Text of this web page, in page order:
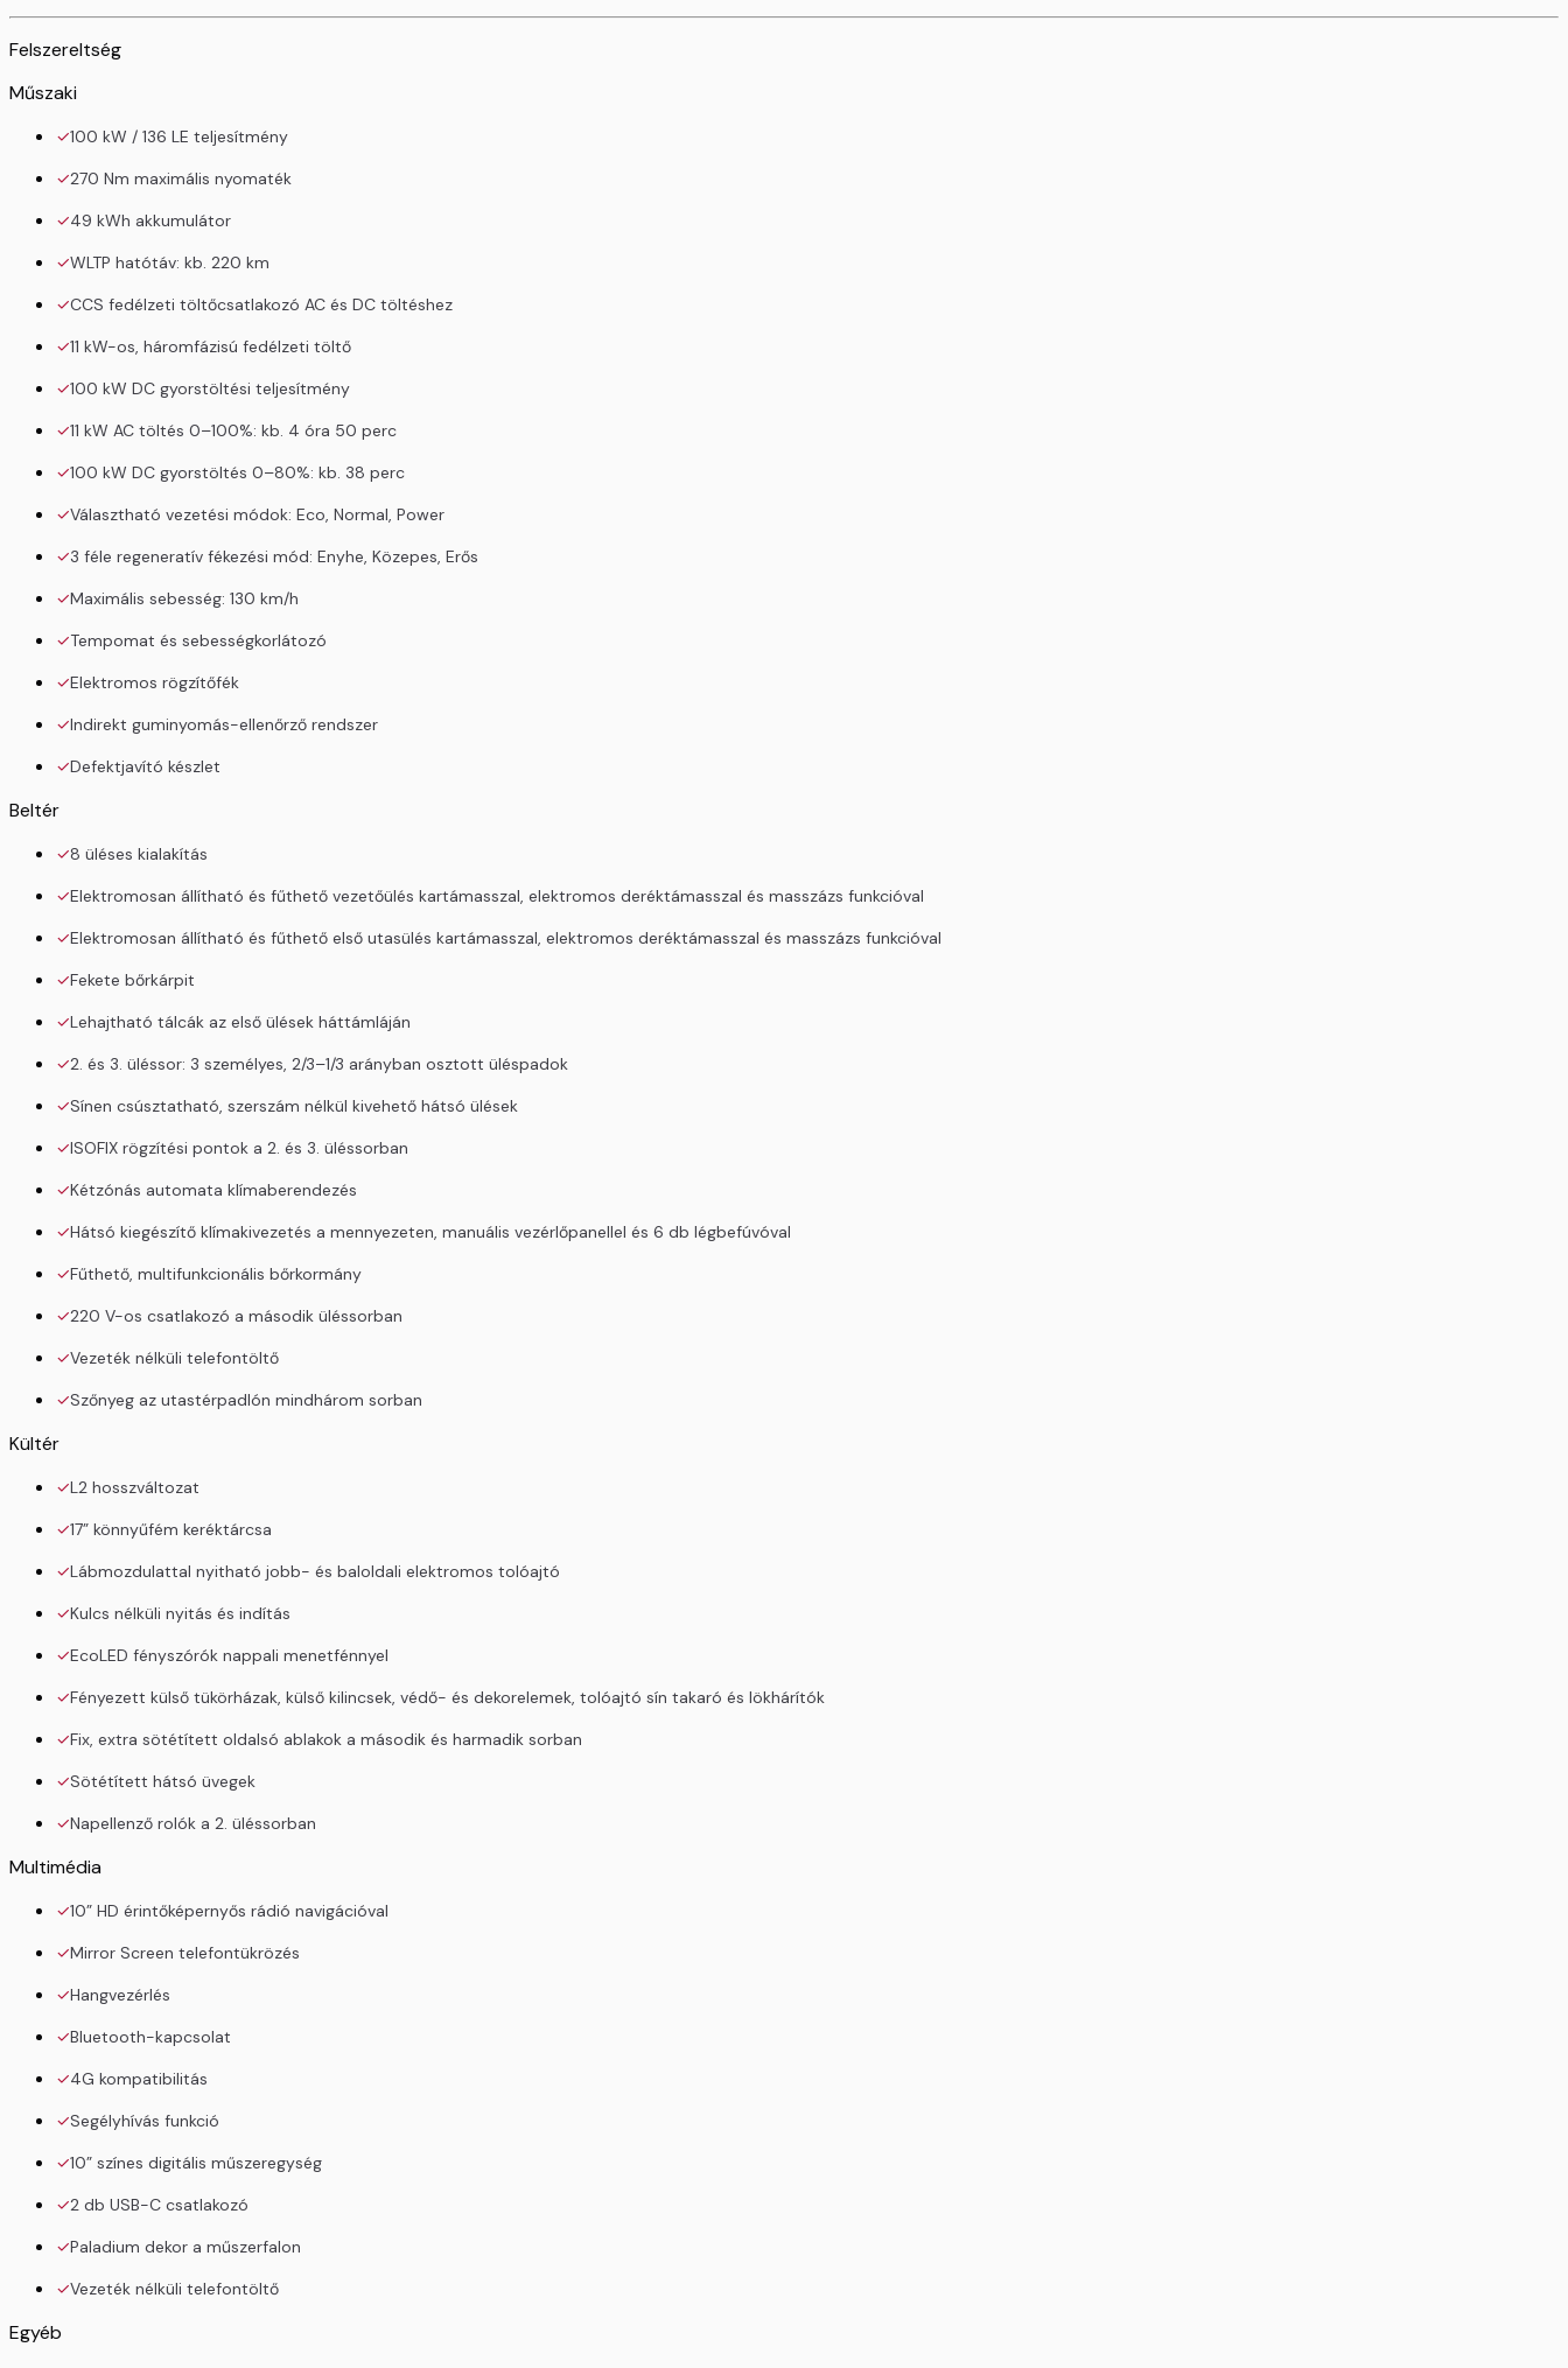
Felszereltség
Műszaki
100 kW / 136 LE teljesítmény
270 Nm maximális nyomaték
49 kWh akkumulátor
WLTP hatótáv: kb. 220 km
CCS fedélzeti töltőcsatlakozó AC és DC töltéshez
11 kW-os, háromfázisú fedélzeti töltő
100 kW DC gyorstöltési teljesítmény
11 kW AC töltés 0–100%: kb. 4 óra 50 perc
100 kW DC gyorstöltés 0–80%: kb. 38 perc
Választható vezetési módok: Eco, Normal, Power
3 féle regeneratív fékezési mód: Enyhe, Közepes, Erős
Maximális sebesség: 130 km/h
Tempomat és sebességkorlátozó
Elektromos rögzítőfék
Indirekt guminyomás-ellenőrző rendszer
Defektjavító készlet
Beltér
8 üléses kialakítás
Elektromosan állítható és fűthető vezetőülés kartámasszal, elektromos deréktámasszal és masszázs funkcióval
Elektromosan állítható és fűthető első utasülés kartámasszal, elektromos deréktámasszal és masszázs funkcióval
Fekete bőrkárpit
Lehajtható tálcák az első ülések háttámláján
2. és 3. üléssor: 3 személyes, 2/3–1/3 arányban osztott üléspadok
Sínen csúsztatható, szerszám nélkül kivehető hátsó ülések
ISOFIX rögzítési pontok a 2. és 3. üléssorban
Kétzónás automata klímaberendezés
Hátsó kiegészítő klímakivezetés a mennyezeten, manuális vezérlőpanellel és 6 db légbefúvóval
Fűthető, multifunkcionális bőrkormány
220 V-os csatlakozó a második üléssorban
Vezeték nélküli telefontöltő
Szőnyeg az utastérpadlón mindhárom sorban
Kültér
L2 hosszváltozat
17” könnyűfém keréktárcsa
Lábmozdulattal nyitható jobb- és baloldali elektromos tolóajtó
Kulcs nélküli nyitás és indítás
EcoLED fényszórók nappali menetfénnyel
Fényezett külső tükörházak, külső kilincsek, védő- és dekorelemek, tolóajtó sín takaró és lökhárítók
Fix, extra sötétített oldalsó ablakok a második és harmadik sorban
Sötétített hátsó üvegek
Napellenző rolók a 2. üléssorban
Multimédia
10” HD érintőképernyős rádió navigációval
Mirror Screen telefontükrözés
Hangvezérlés
Bluetooth-kapcsolat
4G kompatibilitás
Segélyhívás funkció
10” színes digitális műszeregység
2 db USB-C csatlakozó
Paladium dekor a műszerfalon
Vezeték nélküli telefontöltő
Egyéb